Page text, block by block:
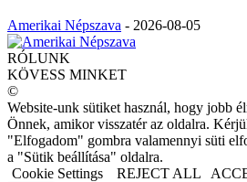
Amerikai Népszava - 2026-08-05
RÓLUNK
KÖVESS MINKET
©
Website-unk sütiket használ, hogy jobb
Önnek, amikor visszatér az oldalra.
"Elfogadom" gombra valamennyi süti
a "Sütik beállítása" oldalra.
Cookie Settings
REJECT ALL